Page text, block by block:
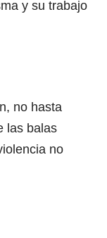
y su trabajo
no hasta
las balas
no